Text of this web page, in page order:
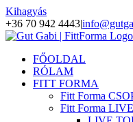
Kihagyás
+36 70 942 4443|
FŐOLDAL
RÓLAM
FITT FORMA
Fitt Forma
Fitt Forma